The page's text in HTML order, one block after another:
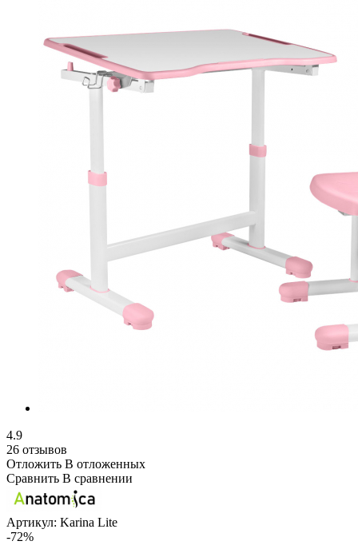
4.9
26 отзывов
Отложить В отложенных
Сравнить В сравнении
Артикул: Karina Lite
-72%